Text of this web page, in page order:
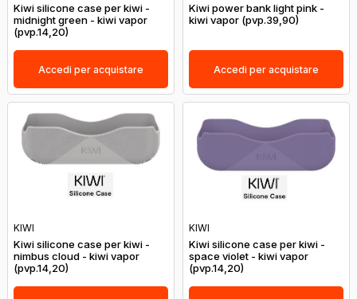
Kiwi silicone case per kiwi -
midnight green - kiwi vapor
(pvp.14,20)
Accedi per acquistare
Kiwi power bank light pink -
kiwi vapor (pvp.39,90)
Accedi per acquistare
KIWI
Kiwi silicone case per kiwi -
nimbus cloud - kiwi vapor
(pvp.14,20)
KIWI
Kiwi silicone case per kiwi -
space violet - kiwi vapor
(pvp.14,20)